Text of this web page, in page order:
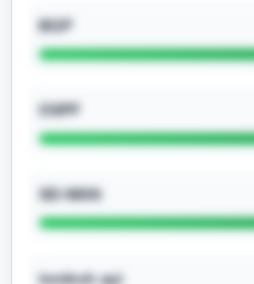
BGP
OSPF
SD-WAN
tembok api